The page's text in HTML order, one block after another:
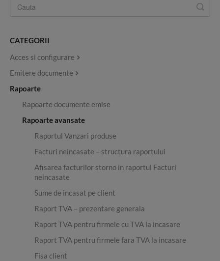
CATEGORII
Acces si configurare
Emitere documente
Rapoarte
Rapoarte documente emise
Rapoarte avansate
Raportul Vanzari produse
Facturi neincasate – structura raportului
Afisarea facturilor storno in raportul Facturi
neincasate
Sume de incasat pe client
Raport TVA – prezentare generala
Raport TVA pentru firmele cu TVA la incasare
Raport TVA pentru firmele fara TVA la incasare
Fisa client